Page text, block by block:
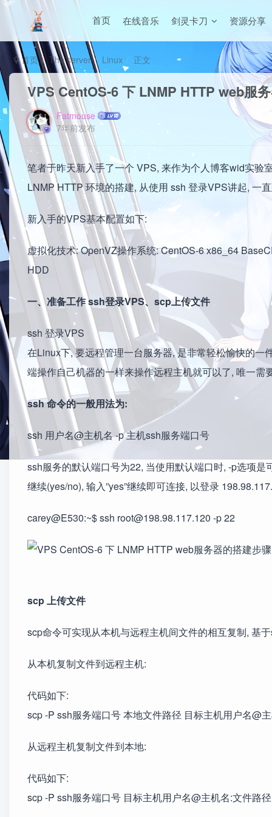
首页 在线音乐 剑灵卡刀 资源分享
首页 The server Linux 正文
VPS CentOS-6 下 LNMP HTTP web服
Fatmouse
7年前发布
笔者于昨天新入手了一个 VPS, 来作为个人博客wid实验
LNMP HTTP 环境的搭建, 从使用 ssh 登录VPS讲起, 一
新入手的VPS基本配置如下:
虚拟化技术: OpenVZ操作系统: CentOS-6 x86_64
HDD
一、准备工作 ssh登录VPS、scp上传文件
ssh 登录VPS
在Linux下, 要远程管理一台服务器, 是非常轻松愉快的
端操作自己机器的一样来操作远程主机就可以了, 唯一
ssh 命令的一般用法为:
ssh 用户名@主机名 -p 主机ssh服务端口号
ssh服务的默认端口号为22, 当使用默认端口时, -p选项
继续(yes/no), 输入”yes”继续即可连接, 以登录
carey@E530:~$ ssh root@198.98.117.120 -p 22
scp 上传文件
scp命令可实现从本机与远程主机间文件的相互复制, 基
从本机复制文件到远程主机:
代码如下:
scp -P ssh服务端口号 本地文件路径 目标主机用户名@
从远程主机复制文件到本地:
代码如下:
scp -P ssh服务端口号 目标主机用户名@主机名:文件路